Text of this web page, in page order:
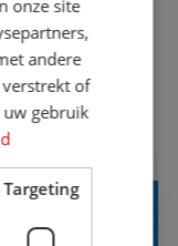
jij vindt
A tot Z te
leren onze
plekjes op
...
onze site
andere
of
gebruik
Targeting